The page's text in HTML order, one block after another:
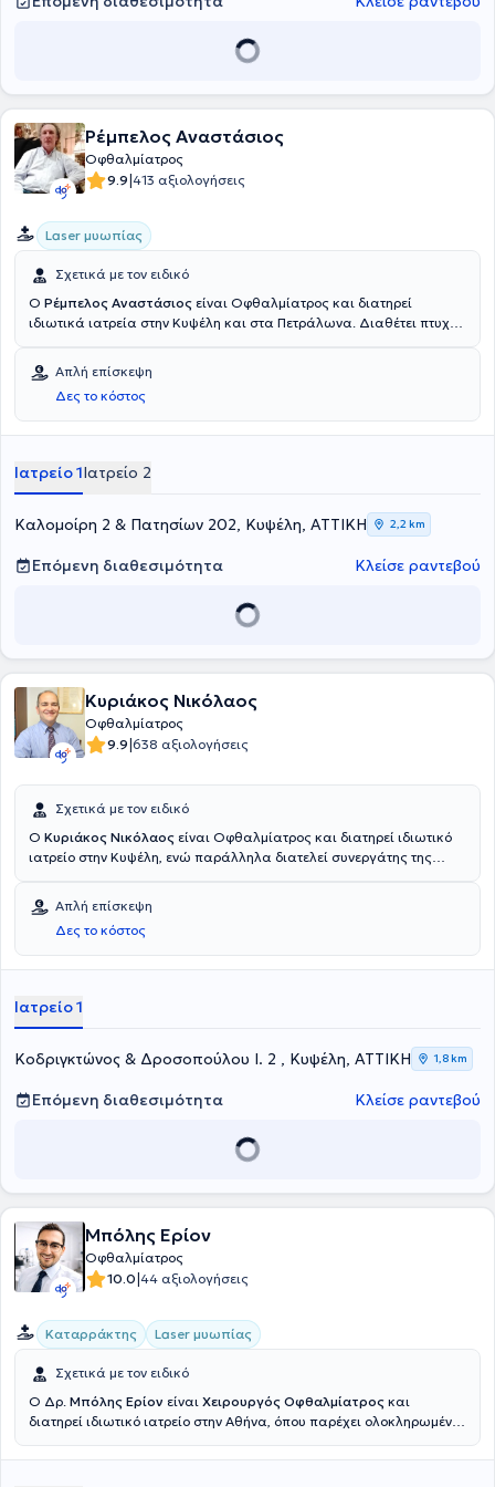
Ρέμπελος Αναστάσιος
Οφθαλμίατρος
9.9|413 αξιολογήσεις
Laser μυωπίας
Σχετικά με τον ειδικό
Ο Ρέμπελος Αναστάσιος είναι Οφθαλμίατρος και διατηρεί
ιδιωτικά ιατρεία στην Κυψέλη και στα Πετράλωνα. Διαθέτει πτυχίο
Πανεπιστημίου Αθηνών και ειδικεύτηκε στην Οφθαλμολογία, στο
Γενικό Νοσοκομείο Αθηνών “Ιπποκράτειο”. Έχει εργαστεί ως
οφθαλμίατρος στο ΙΚΑ Κεραμεικού. Τέλος, παρακολουθεί πλήθος
συνεδρίων στα πλαίσια της συνεχούς κατάρτισης και είναι μέλος
Απλή επίσκεψη
Δες το κόστος
Ιατρείο 1Ιατρείο 2
Καλομοίρη 2 & Πατησίων 202, Κυψέλη, ΑΤΤΙΚΗ 2,2 km
Επόμενη διαθεσιμότητα Κλείσε ραντεβού
Κυριάκος Νικόλαος
Οφθαλμίατρος
9.9|638 αξιολογήσεις
Σχετικά με τον ειδικό
Ο Κυριάκος Νικόλαος είναι Οφθαλμίατρος και διατηρεί ιδιωτικό
ιατρείο στην Κυψέλη, ενώ παράλληλα διατελεί συνεργάτης της
Κλινικής "Υπαπαντή". Είναι πτυχιούχος της Ιατρικής Σχολής του
Εθνικού και Καποδιστριακού Πανεπιστημίου Αθηνών και
ειδικεύεται στη χειρουργική πρόσθιου ημιμορίου (καταράκτη,
γλαυκώματος και διόρθωση διαθλαστικών ανωμαλιών με χρήση
Διαθέτει σημαντικό επιστημονικό έργο, με ανακοινώσεις σε ιατρικά
συνέδρια στην Ελλάδα και το εξωτερικό.
Απλή επίσκεψη
Δες το κόστος
Ιατρείο 1
Κοδριγκτώνος & Δροσοπούλου Ι. 2 , Κυψέλη, ΑΤΤΙΚΗ 1,8 km
Επόμενη διαθεσιμότητα Κλείσε ραντεβού
Μπόλης Ερίον
Οφθαλμίατρος
10.0|44 αξιολογήσεις
Καταρράκτης Laser μυωπίας
Σχετικά με τον ειδικό
Ο Δρ. Μπόλης Ερίον είναι Χειρουργός Οφθαλμίατρος και
διατηρεί ιδιωτικό ιατρείο στην Αθήνα, όπου παρέχει ολοκληρωμένη
Ιατρικής Σχολής του Πανεπιστημίου Αθηνών, στην οποίαν εισήχθη